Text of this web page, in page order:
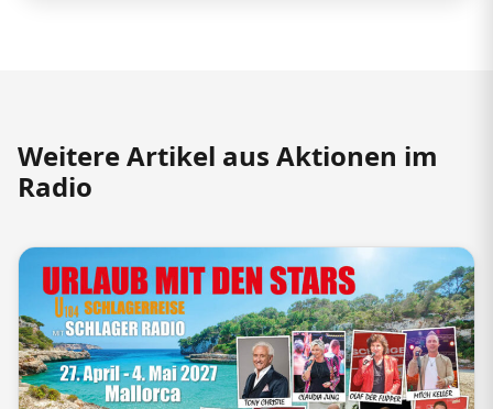
Weitere Artikel aus Aktionen im
Radio